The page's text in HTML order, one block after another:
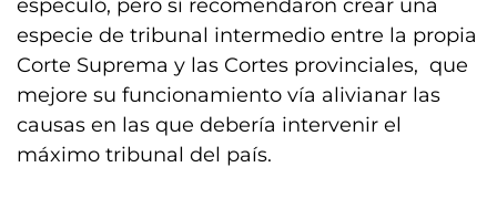
especuló, pero sí recomendaron crear una
especie de tribunal intermedio entre la propia
Corte Suprema y las Cortes provinciales, que
mejore su funcionamiento vía alivianar las
causas en las que debería intervenir el
máximo tribunal del país.